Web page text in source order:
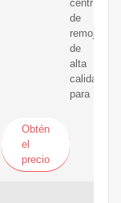
centrífuga
de
remojo
de
alta
calidad
para
Obtén
el
precio